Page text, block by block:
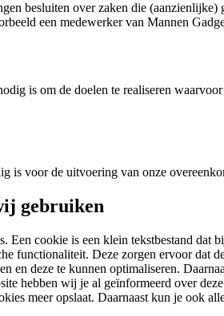
besluiten over zaken die
een medewerker van Mannen
is om de doelen te realiseren
is voor de uitvoering van onze
gebruiken
cookie is een klein tekstbestand dat
functionaliteit. Deze zorgen ervoor
en deze te kunnen optimaliseren.
hebben wij je al geïnformeerd over
meer opslaat. Daarnaast kun je ook